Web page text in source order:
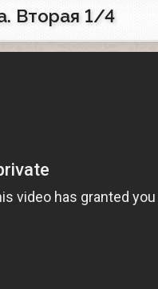
Вторая 1/4